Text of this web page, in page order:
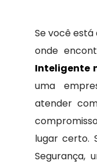
Se você
onde
Inteligente
uma
atender
lugar certo.
Segurança,